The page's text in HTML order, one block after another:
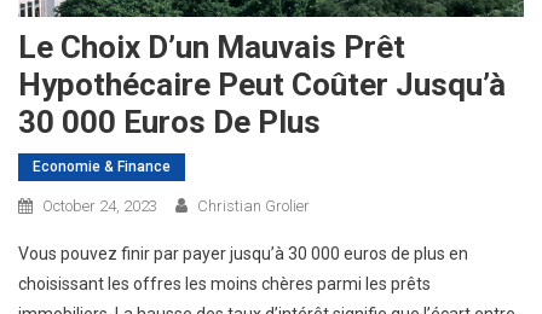
Le Choix D’un Mauvais Prêt
Hypothécaire Peut Coûter Jusqu’à
30 000 Euros De Plus
Economie & Finance
October 24, 2023 Christian Grolier
Vous pouvez finir par payer jusqu’à 30 000 euros de plus en
choisissant les offres les moins chères parmi les prêts